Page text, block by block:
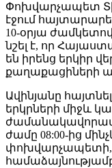
Փոխվարչապետ
էջում
10-օրյա
նշել է, որ
են իրենց երկիր
քաղաքացիների
Ավինյանը
երկրների միջև
ժամը 08:00-ից
փոխվարչապետի,